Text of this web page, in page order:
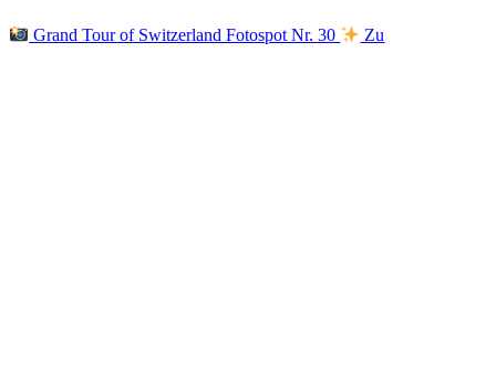
Grand Tour of Switzerland Fotospot Nr. 30 Zu